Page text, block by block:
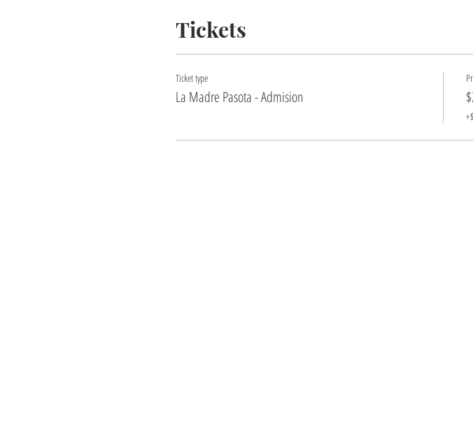
Tickets
Ticket type
La Madre Pasota - Admision